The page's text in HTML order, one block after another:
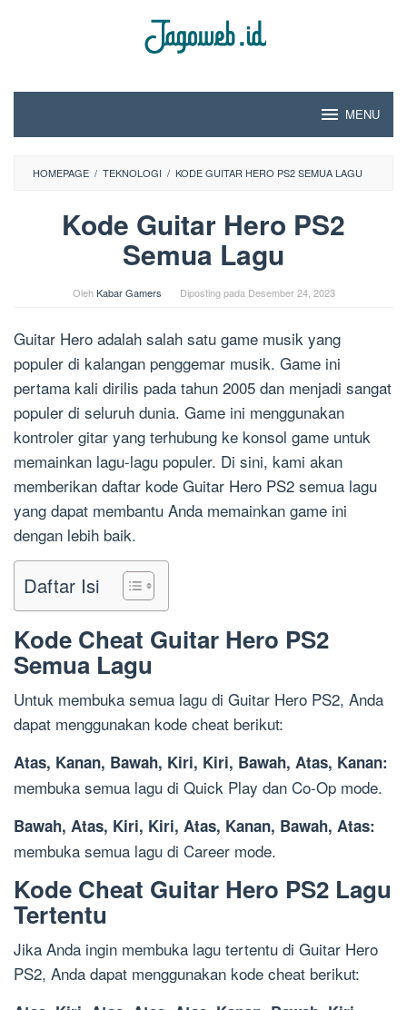
MENU
HOMEPAGE / TEKNOLOGI / KODE GUITAR HERO PS2 SEMUA LAGU
Kode Guitar Hero PS2
Semua Lagu
OlehKabar Gamers Diposting pada Desember 24, 2023
Guitar Hero adalah salah satu game musik yang
populer di kalangan penggemar musik. Game ini
pertama kali dirilis pada tahun 2005 dan menjadi sangat
populer di seluruh dunia. Game ini menggunakan
kontroler gitar yang terhubung ke konsol game untuk
memainkan lagu-lagu populer. Di sini, kami akan
memberikan daftar kode Guitar Hero PS2 semua lagu
yang dapat membantu Anda memainkan game ini
dengan lebih baik.
Daftar Isi
Kode Cheat Guitar Hero PS2
Semua Lagu
Untuk membuka semua lagu di Guitar Hero PS2, Anda
dapat menggunakan kode cheat berikut:
Atas, Kanan, Bawah, Kiri, Kiri, Bawah, Atas, Kanan:
membuka semua lagu di Quick Play dan Co-Op mode.
Bawah, Atas, Kiri, Kiri, Atas, Kanan, Bawah, Atas:
membuka semua lagu di Career mode.
Kode Cheat Guitar Hero PS2 Lagu
Tertentu
Jika Anda ingin membuka lagu tertentu di Guitar Hero
PS2, Anda dapat menggunakan kode cheat berikut: